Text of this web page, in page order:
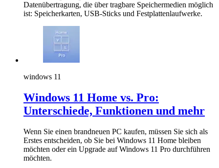
Datenübertragung, die über tragbare Speichermedien möglich
ist: Speicherkarten, USB-Sticks und Festplattenlaufwerke.
windows 11
Windows 11 Home vs. Pro:
Unterschiede, Funktionen und mehr
Wenn Sie einen brandneuen PC kaufen, müssen Sie sich als
Erstes entscheiden, ob Sie bei Windows 11 Home bleiben
möchten oder ein Upgrade auf Windows 11 Pro durchführen
möchten.